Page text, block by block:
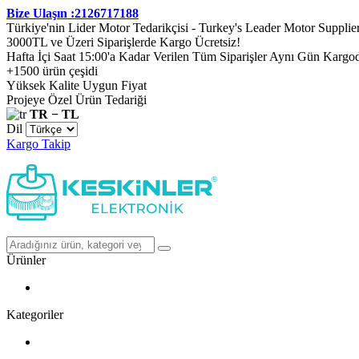
Bize Ulaşın :2126717188
Türkiye'nin Lider Motor Tedarikçisi - Turkey's Leader Motor
3000TL ve Üzeri Siparişlerde Kargo Ücretsiz!
Hafta İçi Saat 15:00'a Kadar Verilen Tüm Siparişler Aynı Gün
+1500 ürün çeşidi
Yüksek Kalite Uygun Fiyat
Projeye Özel Ürün Tedariği
TR − TL
Dil
Kargo Takip
Ürünler
Kategoriler